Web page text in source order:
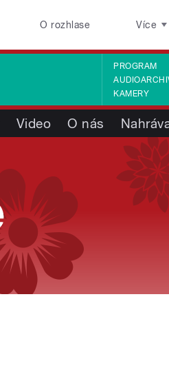
O rozhlase Více
PROGRAM
KAMERY
Video O nás